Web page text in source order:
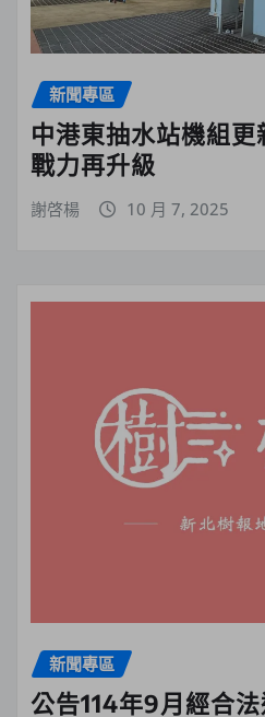
新聞專區
中港東抽水站機組
戰力再升級
謝啓楊 10 月 7, 2025
新聞專區
公告114年9月經合